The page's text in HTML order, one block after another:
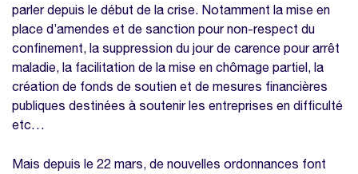
parler depuis le début de la crise. Notamment la mise en
place d’amendes et de sanction pour non-respect du
confinement, la suppression du jour de carence pour arrêt
maladie, la facilitation de la mise en chômage partiel, la
création de fonds de soutien et de mesures financières
publiques destinées à soutenir les entreprises en difficulté
etc…
Mais depuis le 22 mars, de nouvelles ordonnances font